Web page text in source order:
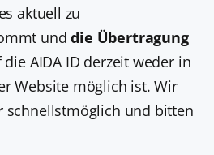
aktuell zu
und die Übertragung
die AIDA ID derzeit weder in
Website möglich ist. Wir
schnellstmöglich und bitten